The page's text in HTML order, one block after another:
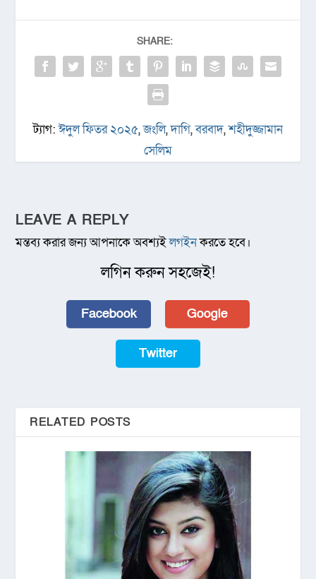
SHARE:
ট্যাগ:ঈদুল ফিতর ২০২৫,জংলি,দাগি,বরবাদ,শহীদুজ্জামান
সেলিম
LEAVE A REPLY
মন্তব্য করার জন্য আপনাকে অবশ্যইলগইনকরতে হবে।
লগিন করুন সহজেই!
Facebook Google
Twitter
RELATED POSTS